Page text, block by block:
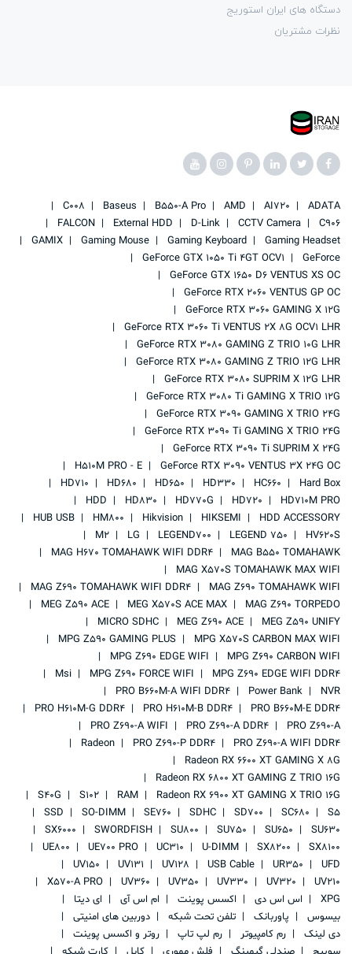
دستگاه های ایران استوریج
نظرات مشتریان
ADATA
AI720
AMD
B550-A Pro
Baseus
C008
C906
CCTV Camera
D-Link
External HDD
FALCON
Gaming Headset
Gaming Keyboard
Gaming Mouse
GAMIX
GeForce
GeForce GTX 1050 Ti 4GT OCV1
GeForce GTX 1650 D6 VENTUS XS OC
GeForce RTX 2060 VENTUS GP OC
GeForce RTX 3060 GAMING X 12G
GeForce RTX 3060 Ti VENTUS 2X 8G OCV1 LHR
GeForce RTX 3080 GAMING Z TRIO 10G LHR
GeForce RTX 3080 GAMING Z TRIO 12G LHR
GeForce RTX 3080 SUPRIM X 12G LHR
GeForce RTX 3080 Ti GAMING X TRIO 12G
GeForce RTX 3090 GAMING X TRIO 24G
GeForce RTX 3090 Ti GAMING X TRIO 24G
GeForce RTX 3090 Ti SUPRIM X 24G
GeForce RTX 3090 VENTUS 3X 24G OC
H510M PRO - E
Hard Box
HC660
HD330
HD650
HD680
HD710
HD710M PRO
HD720
HD770G
HD830
HDD
HDD ACCESSORY
HIKSEMI
Hikvision
HM800
HUB USB
HV620S
LEGEND 750
LEGEND700
LG
M2
MAG B550 TOMAHAWK
MAG H670 TOMAHAWK WIFI DDR4
MAG X570S TOMAHAWK MAX WIFI
MAG Z690 TOMAHAWK WIFI
MAG Z690 TOMAHAWK WIFI DDR4
MAG Z690 TORPEDO
MEG X570S ACE MAX
MEG Z590 ACE
MEG Z590 UNIFY
MEG Z690 ACE
MICRO SDHC
MPG X570S CARBON MAX WIFI
MPG Z590 GAMING PLUS
MPG Z690 CARBON WIFI
MPG Z690 EDGE WIFI
MPG Z690 EDGE WIFI DDR4
MPG Z690 FORCE WIFI
Msi
NVR
Power Bank
PRO B660M-A WIFI DDR4
PRO B660M-E DDR4
PRO H610M-B DDR4
PRO H610M-G DDR4
PRO Z690-A
PRO Z690-A DDR4
PRO Z690-A WIFI
PRO Z690-A WIFI DDR4
PRO Z690-P DDR4
Radeon
Radeon RX 6600 XT GAMING X 8G
Radeon RX 6800 XT GAMING Z TRIO 16G
Radeon RX 6900 XT GAMING X TRIO 16G
RAM
S102
S40G
S5
SC680
SD700
SDHC
SE760
SO-DIMM
SSD
SU630
SU650
SU750
SU800
SWORDFISH
SX6000
SX8100
SX8200
U-DIMM
UC310
UE700 PRO
UE800
UFD
UR350
USB Cable
UV128
UV131
UV150
UV210
UV320
UV330
UV350
UV360
X570-A PRO
XPG
اس اس دی اکسس پوینت ام اس آی
ای دیتا
بیسوس
پاوربانک تلفن تحت شبکه
دوربین های امنیتی
دی لینک
رم کامپیوتر رم لپ تاپ
روتر و اکسس پوینت